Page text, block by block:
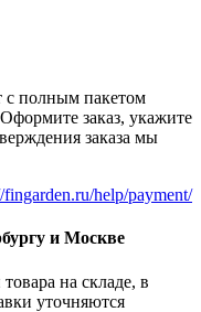
с полным пакетом
заказ, укажите
заказа мы
fingarden.ru/help/payment/
и Москве
на складе, в
уточняются